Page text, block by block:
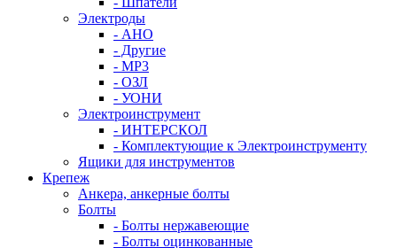
Электроды
- АНО
- Другие
- МР3
- ОЗЛ
- УОНИ
Электроинструмент
- ИНТЕРСКОЛ
- Комплектующие к Электроинструменту
Ящики для инструментов
Крепеж
Анкера, анкерные болты
Болты
- Болты нержавеющие
- Болты оцинкованные